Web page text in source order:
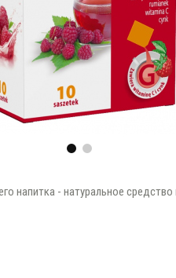
напитка - натуральное средство